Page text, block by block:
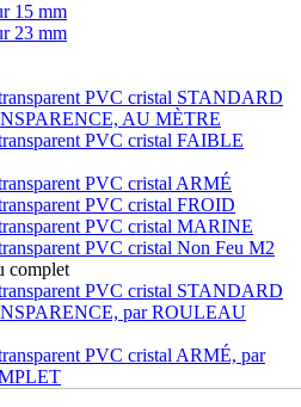
15 mm
23 mm
PVC cristal STANDARD
AU MÈTRE
PVC cristal FAIBLE
PVC cristal ARMÉ
PVC cristal FROID
PVC cristal MARINE
PVC cristal Non Feu M2
complet
PVC cristal STANDARD
par ROULEAU
PVC cristal ARMÉ, par